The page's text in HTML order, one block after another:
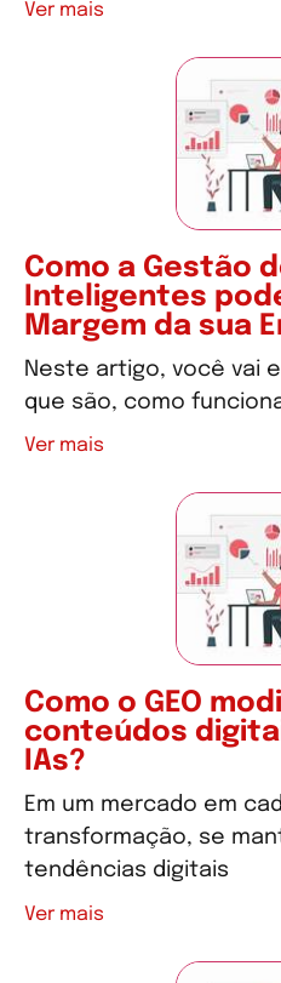
Ver mais
Como a Gestão
Inteligentes
Margem da sua
Neste artigo, você vai
que são, como
Ver mais
Como o GEO
conteúdos
IAs?
Em um mercado em
transformação, se
tendências digitais
Ver mais